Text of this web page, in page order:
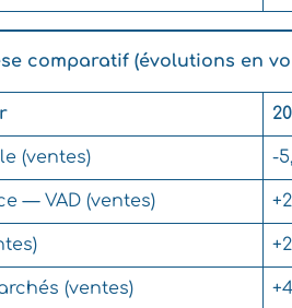
comparatif (évolutions en
(ventes) -
— VAD (ventes)
(ventes)